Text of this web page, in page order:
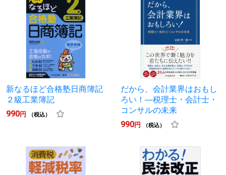
新なるほど合格塾日商簿記
２級工業簿記
990円 （税込）
だから、会計業界はおもし
ろい！―税理士・会計士・
コンサルの未来
990円 （税込）